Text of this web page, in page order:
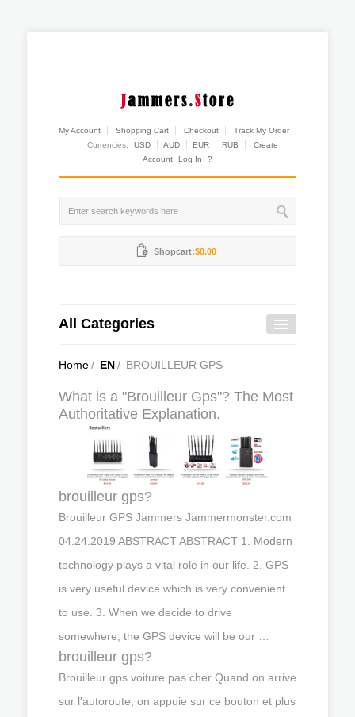
My Account Shopping Cart Checkout
Track My Order
Currencies:
USD AUD EUR RUB
Create
Account
Log In ?
Shopcart:$0.00
All Categories
Home/ EN/ BROUILLEUR GPS
What is a "Brouilleur Gps"? The Most
Authoritative Explanation.
brouilleur gps?
Brouilleur GPS Jammers Jammermonster.com
04.24.2019 ABSTRACT ABSTRACT 1. Modern
technology plays a vital role in our life. 2. GPS
is very useful device which is very convenient
to use. 3. When we decide to drive
somewhere, the GPS device will be our …
brouilleur gps?
Brouilleur gps voiture pas cher Quand on arrive
sur l'autoroute, on appuie sur ce bouton et plus